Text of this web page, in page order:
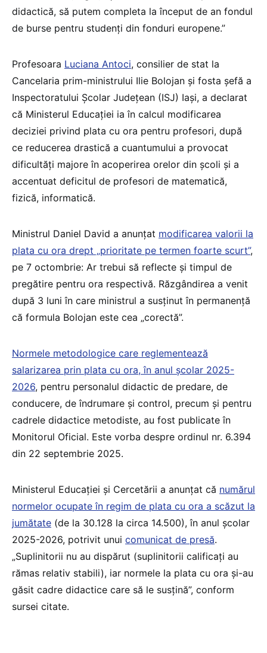
didactică, să putem completa la început de an fondul
de burse pentru studenți din fonduri europene.”
Profesoara Luciana Antoci, consilier de stat la
Cancelaria prim-ministrului Ilie Bolojan și fosta șefă a
Inspectoratului Școlar Județean (ISJ) Iași, a declarat
că Ministerul Educației ia în calcul modificarea
deciziei privind plata cu ora pentru profesori, după
ce reducerea drastică a cuantumului a provocat
dificultăți majore în acoperirea orelor din școli și a
accentuat deficitul de profesori de matematică,
fizică, informatică.
Ministrul Daniel David a anunțat modificarea valorii la
plata cu ora drept „prioritate pe termen foarte scurt”,
pe 7 octombrie: Ar trebui să reflecte și timpul de
pregătire pentru ora respectivă. Răzgândirea a venit
după 3 luni în care ministrul a susținut în permanență
că formula Bolojan este cea „corectă”.
Normele metodologice care reglementează
salarizarea prin plata cu ora, în anul școlar 2025-
2026, pentru personalul didactic de predare, de
conducere, de îndrumare și control, precum și pentru
cadrele didactice metodiste, au fost publicate în
Monitorul Oficial. Este vorba despre ordinul nr. 6.394
din 22 septembrie 2025.
Ministerul Educației și Cercetării a anunțat că numărul
normelor ocupate în regim de plata cu ora a scăzut la
jumătate (de la 30.128 la circa 14.500), în anul școlar
2025-2026, potrivit unui comunicat de presă.
„Suplinitorii nu au dispărut (suplinitorii calificați au
rămas relativ stabili), iar normele la plata cu ora și-au
găsit cadre didactice care să le susțină”, conform
sursei citate.